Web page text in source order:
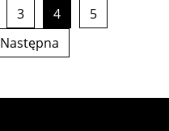
3 4
5
Następna